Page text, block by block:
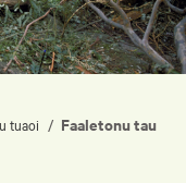
tuaoi / Faaletonu tau